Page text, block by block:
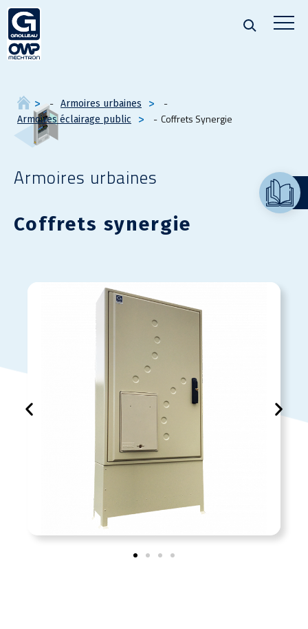
Armoires urbaines
Armoires éclairage public
Coffrets Synergie
Armoires urbaines
Coffrets synergie